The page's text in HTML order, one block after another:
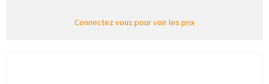
Connectez vous pour voir les prix